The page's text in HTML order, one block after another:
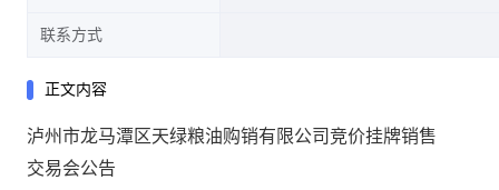
联系方式
正文内容
泸州市龙马潭区天绿粮油购销有限公司竞价挂牌销售
交易会公告